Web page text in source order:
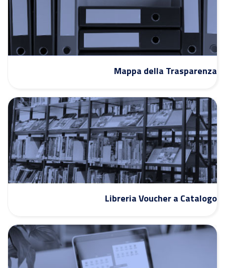
Mappa della Trasparenza
Libreria Voucher a Catalogo